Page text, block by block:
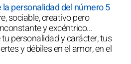
la personalidad del número 5
sociable, creativo pero
y excéntrico...
personalidad y carácter, tus
y débiles en el amor, en el